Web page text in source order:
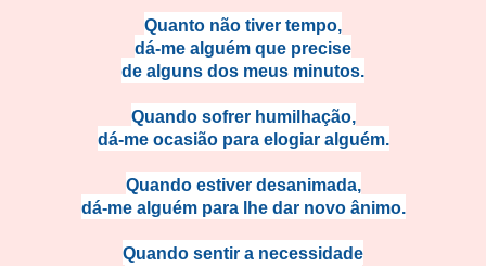
Quanto não tiver tempo,
dá-me alguém que precise
de alguns dos meus minutos.
Quando sofrer humilhação,
dá-me ocasião para elogiar alguém.
Quando estiver desanimada,
dá-me alguém para lhe dar novo ânimo.
Quando sentir a necessidade